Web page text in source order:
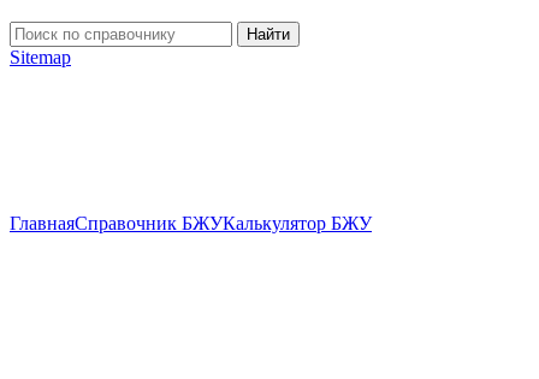
Найти
Sitemap
ГлавнаяСправочник БЖУКалькулятор БЖУ